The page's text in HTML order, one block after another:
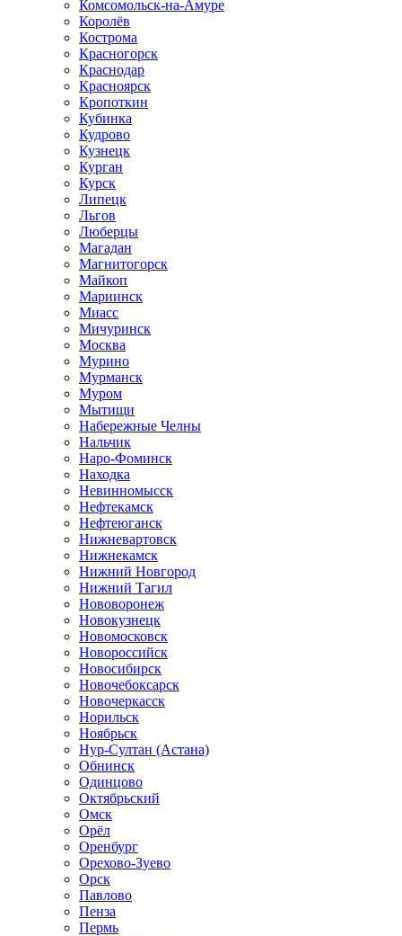
Комсомольск-на-Амуре
Королёв
Кострома
Красногорск
Краснодар
Красноярск
Кропоткин
Кубинка
Кудрово
Кузнецк
Курган
Курск
Липецк
Льгов
Люберцы
Магадан
Магнитогорск
Майкоп
Мариинск
Миасс
Мичуринск
Москва
Мурино
Мурманск
Муром
Мытищи
Набережные Челны
Нальчик
Наро-Фоминск
Находка
Невинномысск
Нефтекамск
Нефтеюганск
Нижневартовск
Нижнекамск
Нижний Новгород
Нижний Тагил
Нововоронеж
Новокузнецк
Новомосковск
Новороссийск
Новосибирск
Новочебоксарск
Новочеркасск
Норильск
Ноябрьск
Нур-Султан (Астана)
Обнинск
Одинцово
Октябрьский
Омск
Орёл
Оренбург
Орехово-Зуево
Орск
Павлово
Пенза
Пермь